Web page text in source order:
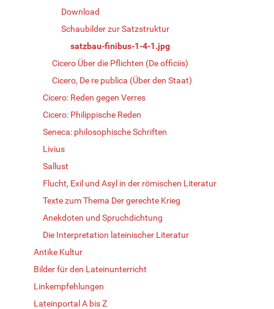
Download
Schaubilder zur Satzstruktur
satzbau-finibus-1-4-1.jpg
Cicero Über die Pflichten (De officiis)
Cicero, De re publica (Über den Staat)
Cicero: Reden gegen Verres
Cicero: Philippische Reden
Seneca: philosophische Schriften
Livius
Sallust
Flucht, Exil und Asyl in der römischen Literatur
Texte zum Thema Der gerechte Krieg
Anekdoten und Spruchdichtung
Die Interpretation lateinischer Literatur
Antike Kultur
Bilder für den Lateinunterricht
Linkempfehlungen
Lateinportal A bis Z